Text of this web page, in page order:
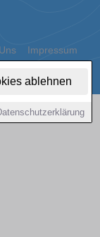
ablehnen
Impressum
by: 1a-sites-autos